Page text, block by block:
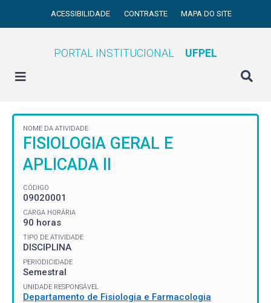
ACESSIBILIDADE CONTRASTE MAPA DO SITE
PORTAL INSTITUCIONAL UFPEL
NOME DA ATIVIDADE
FISIOLOGIA GERAL E
APLICADA II
CÓDIGO
09020001
CARGA HORÁRIA
90 horas
TIPO DE ATIVIDADE
DISCIPLINA
PERIODICIDADE
Semestral
UNIDADE RESPONSÁVEL
Departamento de Fisiologia e Farmacologia